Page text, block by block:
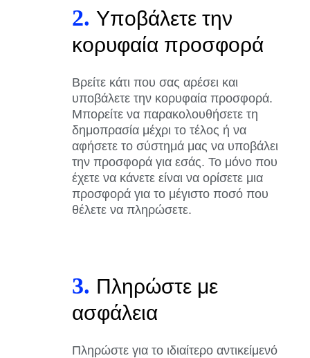
2. Υποβάλετε την
κορυφαία προσφορά
Βρείτε κάτι που σας αρέσει και
υποβάλετε την κορυφαία προσφορά.
Μπορείτε να παρακολουθήσετε τη
δημοπρασία μέχρι το τέλος ή να
αφήσετε το σύστημά μας να υποβάλει
την προσφορά για εσάς. Το μόνο που
έχετε να κάνετε είναι να ορίσετε μια
προσφορά για το μέγιστο ποσό που
θέλετε να πληρώσετε.
3. Πληρώστε με
ασφάλεια
Πληρώστε για το ιδιαίτερο αντικείμενό